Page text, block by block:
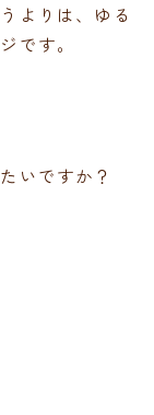
よりは、ゆる
です。
いですか？